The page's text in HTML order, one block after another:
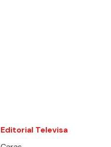
Editorial Televisa